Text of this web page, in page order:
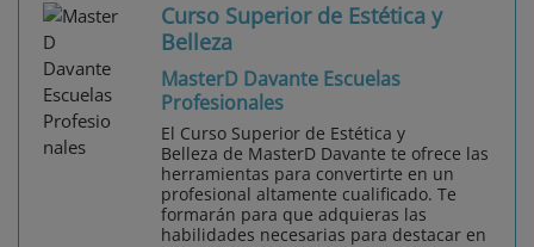
Curso Superior de Estética y
Belleza
MasterD Davante Escuelas
Profesionales
El Curso Superior de Estética y
Belleza de MasterD Davante te ofrece las
herramientas para convertirte en un
profesional altamente cualificado. Te
formarán para que adquieras las
habilidades necesarias para destacar en